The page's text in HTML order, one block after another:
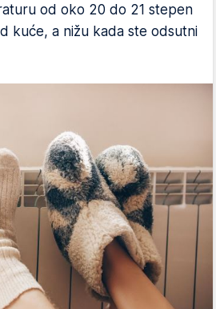
od oko 20 do 21 stepen
kuće, a nižu kada ste odsutni